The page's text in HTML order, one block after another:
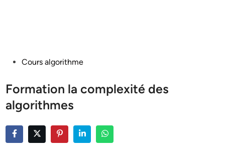
PostedCours algorithme
Formation la complexité des
algorithmes